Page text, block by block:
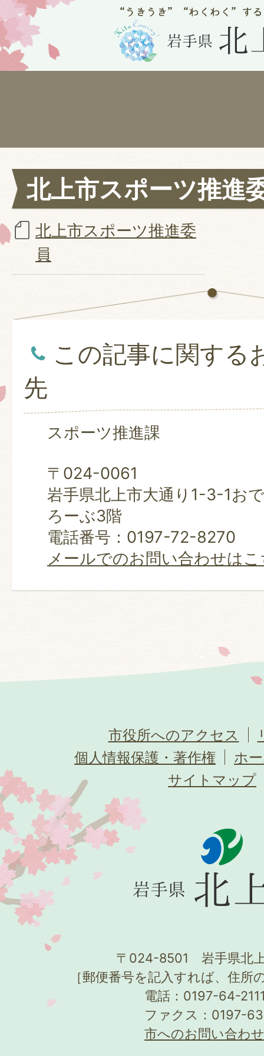
北上市スポーツ推進
北上市スポーツ推進委
員
この記事に関する
先
スポーツ推進課
〒024-0061
岩手県北上市大通り1-3-1お
ろーぶ3階
電話番号：0197-72-8270
メールでのお問い合わせは
市役所へのアクセス
個人情報保護・著作権
ホ
サイトマップ
〒024-8501 岩手県北
［郵便番号を記入すれば、住所
電話：0197-64-
ファクス：0197-
市へのお問い合わ